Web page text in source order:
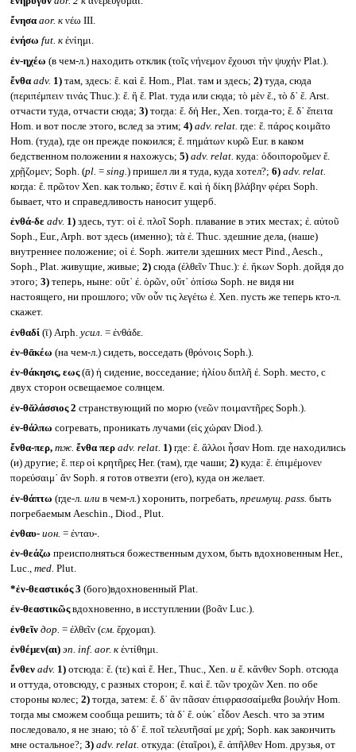
ἔνησα aor. кνέω III.
ἐνήσω fut. кἐνίημι.
ἐν-ηχέω (в чем-л.) находить отклик (τοῖς νήνεμον ἔχουσι τὴν ψυχήν Plat.).
ἔνθα adv. 1)там, здесь: ἔ. καὶ ἔ. Hom., Plat. там и здесь; 2)туда, сюда
(περιπέμπειν τινάς Thuc.): ἔ. ἢ ἔ. Plat. туда или сюда; τὸ μὲν ἔ., τὸ δ᾽ ἔ. Arst.
отчасти туда, отчасти сюда; 3)тогда: ἔ. δή Her., Xen. тогда-то; ἔ. δ᾽ ἔπειτα
Hom. и вот после этого, вслед за этим; 4) adv. relat. где: ἔ. πάρος κοιμᾶτο
Hom. (туда), где он прежде покоился; ἔ. πημάτων κυρῶ Eur. в каком
бедственном положении я нахожусь; 5) adv. relat. куда: ὁδοιποροῦμεν ἔ.
χρῇζομεν; Soph. (pl. = sing.) пришел ли я туда, куда хотел?; 6) adv. relat.
когда: ἔ. πρῶτον Xen. как только; ἔστιν ἔ. καὶ ἡ δίκη βλάβην φέρει Soph.
бывает, что и справедливость наносит ущерб.
ἐνθά-δε adv. 1)здесь, тут: οἱ ἐ. πλοῖ Soph. плавание в этих местах; ἐ. αὐτοῦ
Soph., Eur., Arph. вот здесь (именно); τὰ ἐ. Thuc. здешние дела, (наше)
внутреннее положение; οἱ ἐ. Soph. жители здешних мест Pind., Aesch.,
Soph., Plat. живущие, живые; 2)сюда (ἐλθεῖν Thuc.): ἐ. ἥκων Soph. дойдя до
этого; 3)теперь, ныне: οὔτ᾽ ἐ. ὁρῶν, οὔτ᾽ ὀπίσω Soph. не видя ни
настоящего, ни прошлого; νῦν οὖν τις λεγέτω ἐ. Xen. пусть же теперь кто-л.
скажет.
ἐνθαδί(ῑ) Arph. усил. = ἐνθάδε.
ἐν-θᾱκέω (на чем-л.) сидеть, восседать (θρόνοις Soph.).
ἐν-θάκησις, εως(ᾱ) ἡ сидение, восседание; ἡλίου διπλῆ ἐ. Soph. место, с
двух сторон освещаемое солнцем.
ἐν-θᾰλάσσιος 2 странствующий по морю (νεῶν ποιμαντῆρες Soph.).
ἐν-θάλπω согревать, проникать лучами (εἰς χώραν Diod.).
ἔνθα-περ, тж. ἔνθα περ adv. relat. 1)где: ἔ. ἄλλοι ἦσαν Hom. где находились
(и) другие; ἔ. περ οἱ κρητῆρες Her. (там), где чаши; 2)куда: ἔ. ἐπιμέμονεν
πορεύσαιμ᾽ ἄν Soph. я готов отвезти (его), куда он желает.
ἐν-θάπτω (где-л. или в чем-л.) хоронить, погребать, преимущ. pass. быть
погребаемым Aeschin., Diod., Plut.
ἐνθαυ- ион. = ἐνταυ-.
ἐν-θεάζω преисполняться божественным духом, быть вдохновенным Her.,
Luc.,med. Plut.
*ἐν-θεαστικός 3 (бого)вдохновенный Plat.
ἐν-θεαστικῶςвдохновенно, в исступлении (βοᾶν Luc.).
ἐνθεῖν дор. = ἐλθεῖν (см. ἔρχομαι).
ἐνθέμεν(αι) эп. inf. aor. кἐντίθημι.
ἔνθεν adv. 1)отсюда: ἔ. (τε) καὶ ἔ. Her., Thuc., Xen. и ἔ. κἄνθεν Soph. отсюда
и оттуда, отовсюду, с разных сторон; ἔ. καὶ ἔ. τῶν τροχῶν Xen. по обе
стороны колес; 2)тогда, затем: ἔ. δ᾽ ἂν πᾶσαν ἐπιφρασσαίμεθα βουλήν Hom.
тогда мы сможем сообща решить; τὰ δ᾽ ἔ. οὐκ᾽ εἶδον Aesch. что за этим
последовало, я не знаю; τὸ δ᾽ ἔ. ποῖ τελευτῆσαί με χρή; Soph. как закончить
мне остальное?; 3) adv. relat. откуда: (ἑταῖροι), ἔ. ἀπῆλθεν Hom. друзья, от